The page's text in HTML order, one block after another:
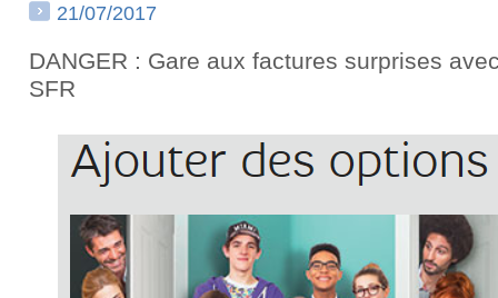
21/07/2017
DANGER : Gare aux factures surprises
SFR